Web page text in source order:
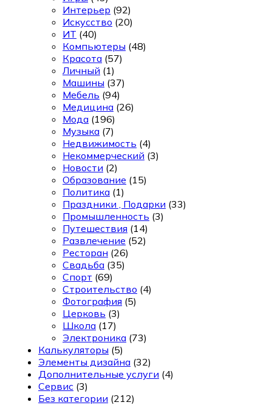
Интерьер (92)
Искусство (20)
ИТ (40)
Компьютеры (48)
Красота (57)
Личный (1)
Машины (37)
Мебель (94)
Медицина (26)
Мода (196)
Музыка (7)
Недвижимость (4)
Некоммерческий (3)
Новости (2)
Образование (15)
Политика (1)
Праздники , Подарки (33)
Промышленность (3)
Путешествия (14)
Развлечение (52)
Ресторан (26)
Свадьба (35)
Спорт (69)
Строительство (4)
Фотография (5)
Церковь (3)
Школа (17)
Электроника (73)
Калькуляторы (5)
Элементы дизайна (32)
Дополнительные услуги (4)
Сервис (3)
Без категории (212)